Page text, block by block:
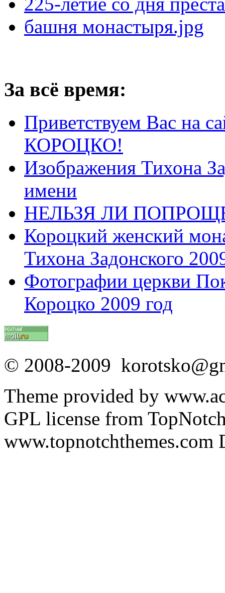
башня монастыря.jpg
За всё время:
Приветствуем Вас на
КОРОЦКО!
Изображения Тихона
имени
НЕЛЬЗЯ ЛИ
Короцкий женский
Тихона Задонского
Фотографии церкви
Короцко 2009 год
© 2008-2009
Theme provided by
GPL license from
www.topnotchthemes.com